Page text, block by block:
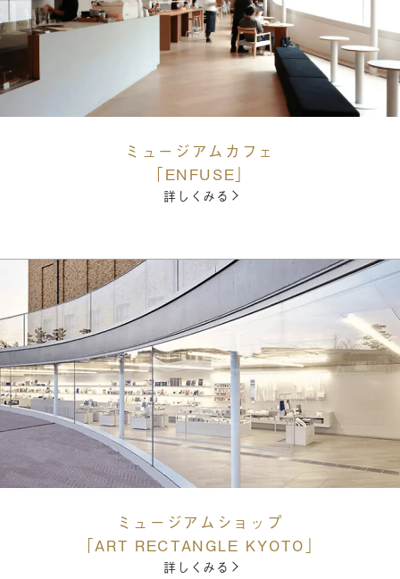
ミュージアムカフェ
「ENFUSE」
詳しくみる
ミュージアムショップ
「ART RECTANGLE KYOTO」
詳しくみる